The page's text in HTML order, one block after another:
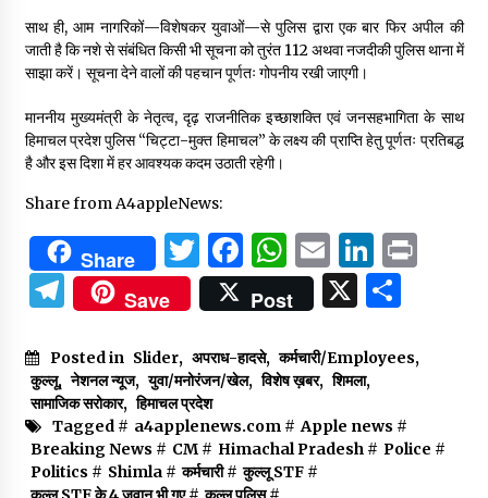
साथ ही, आम नागरिकों—विशेषकर युवाओं—से पुलिस द्वारा एक बार फिर अपील की
जाती है कि नशे से संबंधित किसी भी सूचना को तुरंत 112 अथवा नजदीकी पुलिस थाना में
साझा करें। सूचना देने वालों की पहचान पूर्णतः गोपनीय रखी जाएगी।
माननीय मुख्यमंत्री के नेतृत्व, दृढ़ राजनीतिक इच्छाशक्ति एवं जनसहभागिता के साथ
हिमाचल प्रदेश पुलिस “चिट्टा-मुक्त हिमाचल” के लक्ष्य की प्राप्ति हेतु पूर्णतः प्रतिबद्ध
है और इस दिशा में हर आवश्यक कदम उठाती रहेगी।
Share from A4appleNews:
Share Twitter
Facebook
WhatsApp
Email
Telegram
Save Post X
Posted in Slider, अपराध-हादसे, कर्मचारी/Employees,
कुल्लू, नेशनल न्यूज, युवा/मनोरंजन/खेल, विशेष ख़बर, शिमला,
सामाजिक सरोकार, हिमाचल प्रदेश
Tagged # a4applenews.com# Apple news #
Breaking News # CM# Himachal Pradesh# Police #
Politics # Shimla# कर्मचारी# कुल्लू STF#